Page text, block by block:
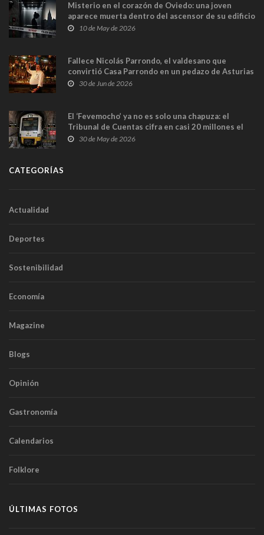
Misterio en el corazón de Oviedo: una joven
aparece muerta dentro del ascensor de su edificio
y las cámaras captan sus últimos minutos
10 de May de 2026
Fallece Nicolás Parrondo, el valdesano que
convirtió Casa Parrondo en un pedazo de Asturias
en Madrid
30 de Jun de 2026
El ‘Fevemocho’ ya no es solo una chapuza: el
Tribunal de Cuentas cifra en casi 20 millones el
sobrecoste de los trenes que no cabían por los
30 de May de 2026
CATEGORÍAS
Actualidad
Deportes
Sostenibilidad
Economía
Magazine
Blogs
Opinión
Gastronomía
Calendarios
Folklore
ÚLTIMAS FOTOS